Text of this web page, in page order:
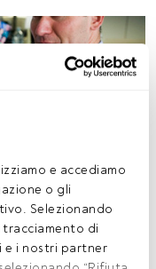
e accediamo
o gli
Selezionando
tracciamento di
e i nostri partner